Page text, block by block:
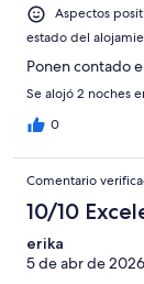
Aspectos
estado del
Ponen contado
Se alojó 2 noches
0
Comentario
10/10
erika
5 de abr de 2026